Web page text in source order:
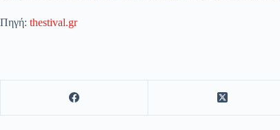
Πηγή: thestival.gr